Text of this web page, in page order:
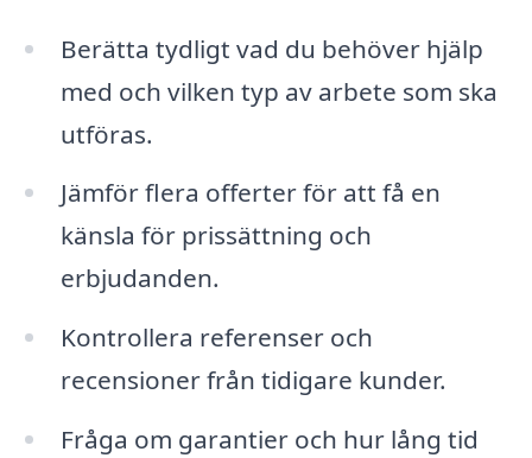
Berätta tydligt vad du behöver hjälp
med och vilken typ av arbete som ska
utföras.
Jämför flera offerter för att få en
känsla för prissättning och
erbjudanden.
Kontrollera referenser och
recensioner från tidigare kunder.
Fråga om garantier och hur lång tid